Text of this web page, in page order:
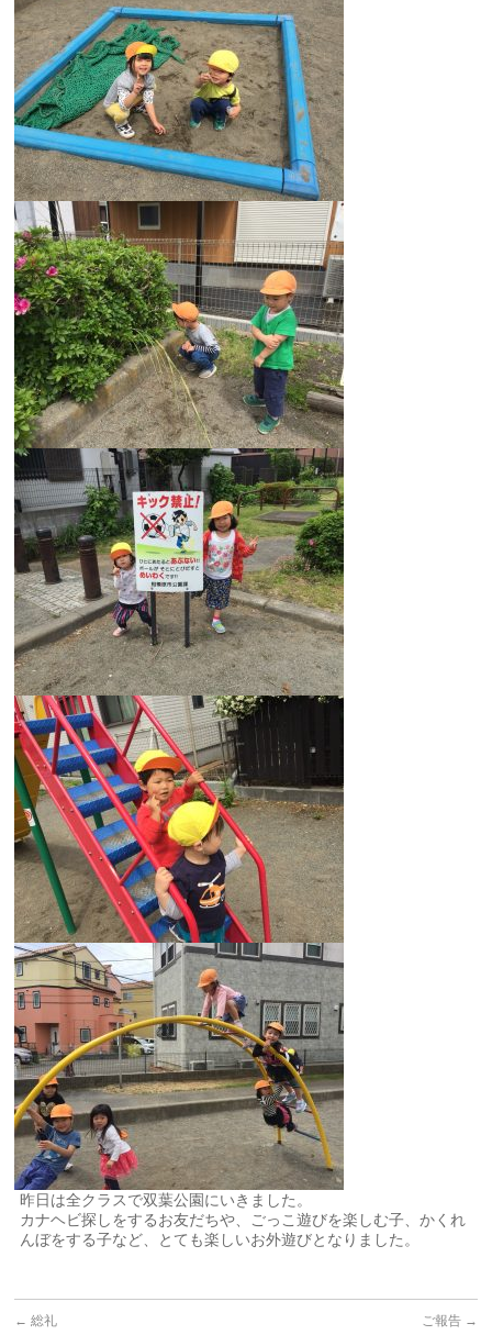
昨日は全クラスで双葉公園にいきました。
カナヘビ探しをするお友だちや、ごっこ遊びを楽しむ子、かくれ
んぼをする子など、とても楽しいお外遊びとなりました。
← 総礼 ご報告 →